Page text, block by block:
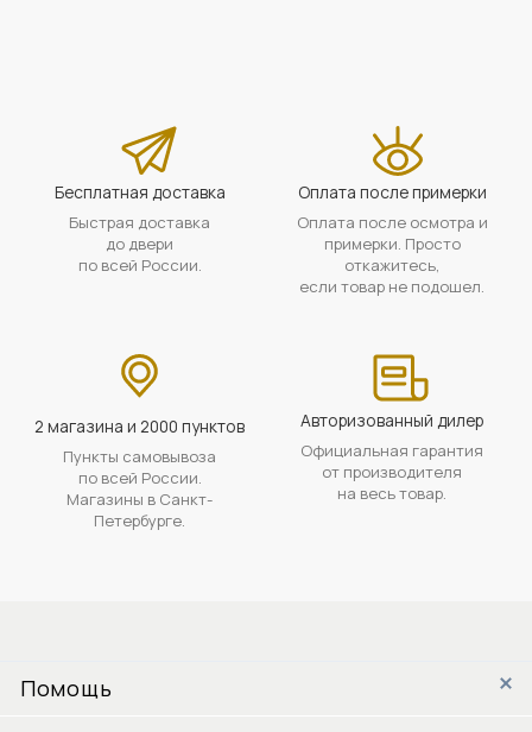
Бесплатная доставка
Быстрая доставка
до двери
по всей России.
Оплата после примерки
Оплата после осмотра и
примерки. Просто
откажитесь,
если товар не подошел.
2 магазина и 2000 пунктов
Пункты самовывоза
по всей России.
Магазины в Санкт-
Петербурге.
Авторизованный дилер
Официальная гарантия
от производителя
на весь товар.
Помощь